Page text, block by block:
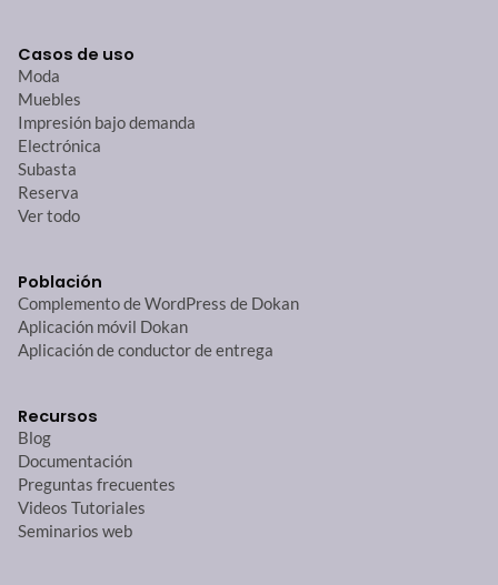
Casos de uso
Moda
Muebles
Impresión bajo demanda
Electrónica
Subasta
Reserva
Ver todo
Población
Complemento de WordPress de Dokan
Aplicación móvil Dokan
Aplicación de conductor de entrega
Recursos
Blog
Documentación
Preguntas frecuentes
Videos Tutoriales
Seminarios web